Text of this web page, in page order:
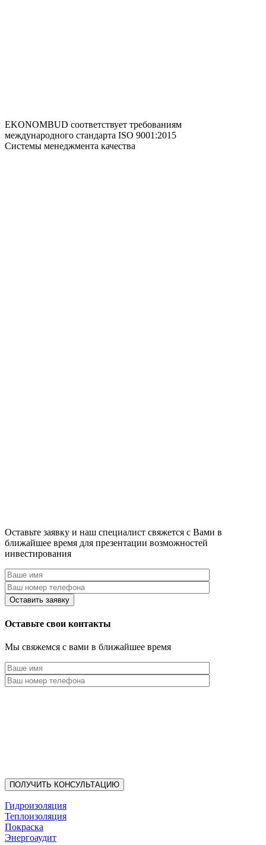
EKONOMBUD соответствует требованиям
международного стандарта ISO 9001:2015
Системы менеджмента качества
Оставьте заявку и наш специалист свяжется с Вами в
ближайшее время для презентации возможностей
инвестирования
Оставьте свои контакты
Мы свяжемся с вами в ближайшее время
Гидроизоляция
Теплоизоляция
Покраска
Энергоаудит